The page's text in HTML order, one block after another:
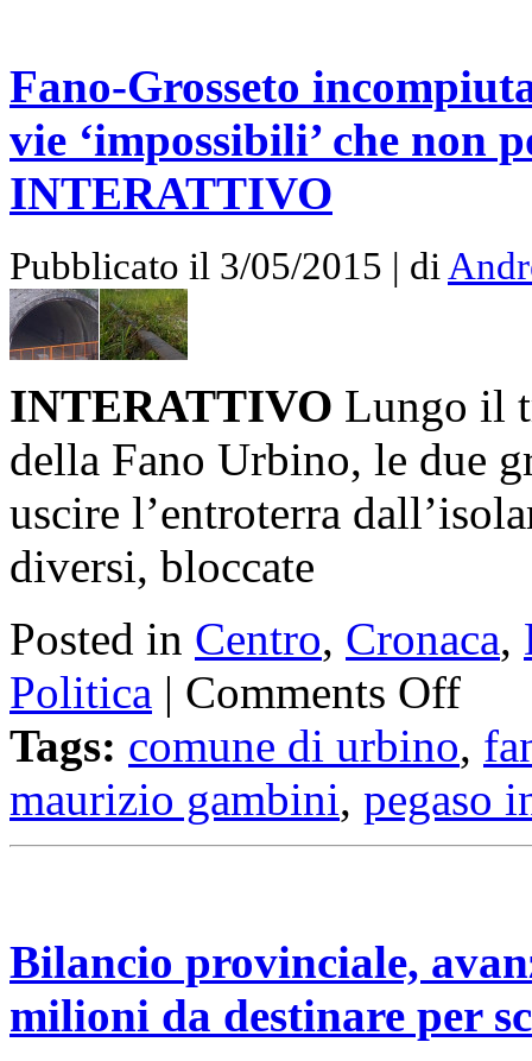
Fano-Grosseto
vie ‘impossibili’ che non
INTERATTIVO
Pubblicato il 3/05/2015 | di
INTERATTIVO Lungo il
della Fano Urbino, le due
uscire l’entroterra
diversi, bloccate
Posted in Centro, Cronaca,
Politica | Comments Off
Tags: comune di urbino,
maurizio gambini, pegaso
Bilancio provinciale,
milioni da destinare per